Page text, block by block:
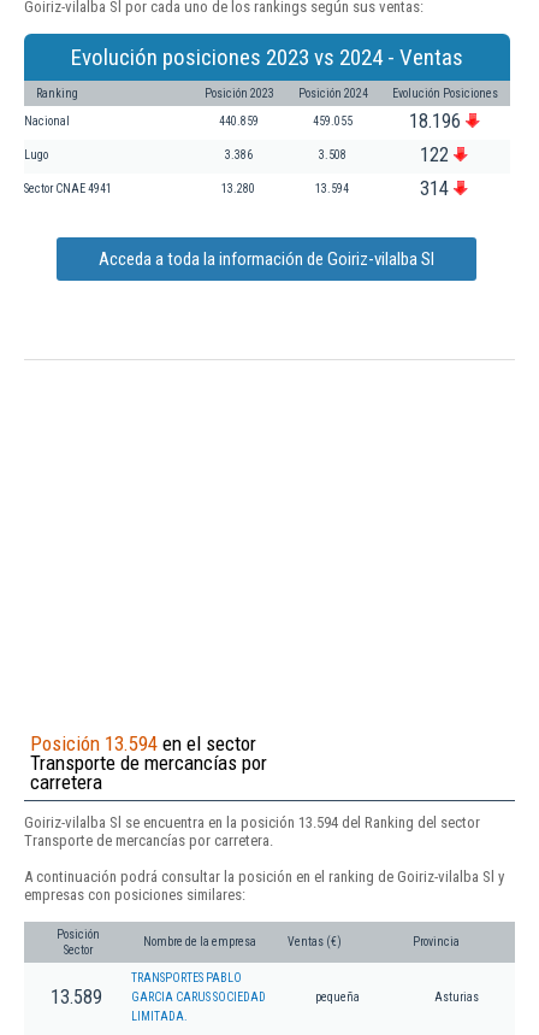
Goiriz-vilalba Sl por cada uno de los rankings según sus ventas:
Evolución posiciones 2023 vs 2024 - Ventas
Ranking Posición 2023 Posición 2024 Evolución Posiciones
Nacional 440.859 459.055 18.196
Lugo 3.386 3.508 122
Sector CNAE 4941 13.280 13.594 314
Acceda a toda la información de Goiriz-vilalba Sl
Posición 13.594 en el sector
Transporte de mercancías por
carretera
Goiriz-vilalba Sl se encuentra en la posición 13.594 del Ranking del sector
Transporte de mercancías por carretera.
A continuación podrá consultar la posición en el ranking de Goiriz-vilalba Sl y
empresas con posiciones similares:
Posición
Sector
Nombre de la empresa Ventas (€) Provincia
13.589
TRANSPORTES PABLO
GARCIA CARUS SOCIEDAD
LIMITADA.
pequeña Asturias